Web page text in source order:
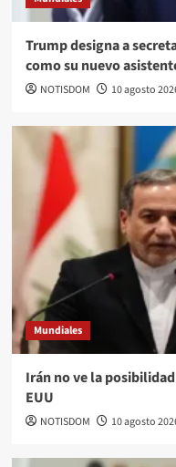
Trump designa a
como su nuevo
NOTISDOM 10 agosto
Mundiales
Irán no ve la
EUU
NOTISDOM 10 agosto